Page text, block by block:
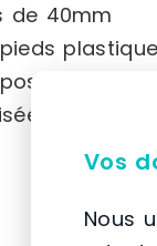
de 40mm
de:
Vos
Nous